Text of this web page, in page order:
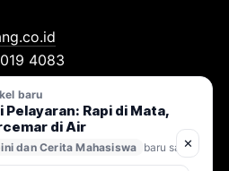
4083
RT 009 RW 009, Desa
Kabupaten Gresik, Kode
baru
Pelayaran: Rapi di Mata,
di Air
dan Cerita Mahasiswa baru saja
✕